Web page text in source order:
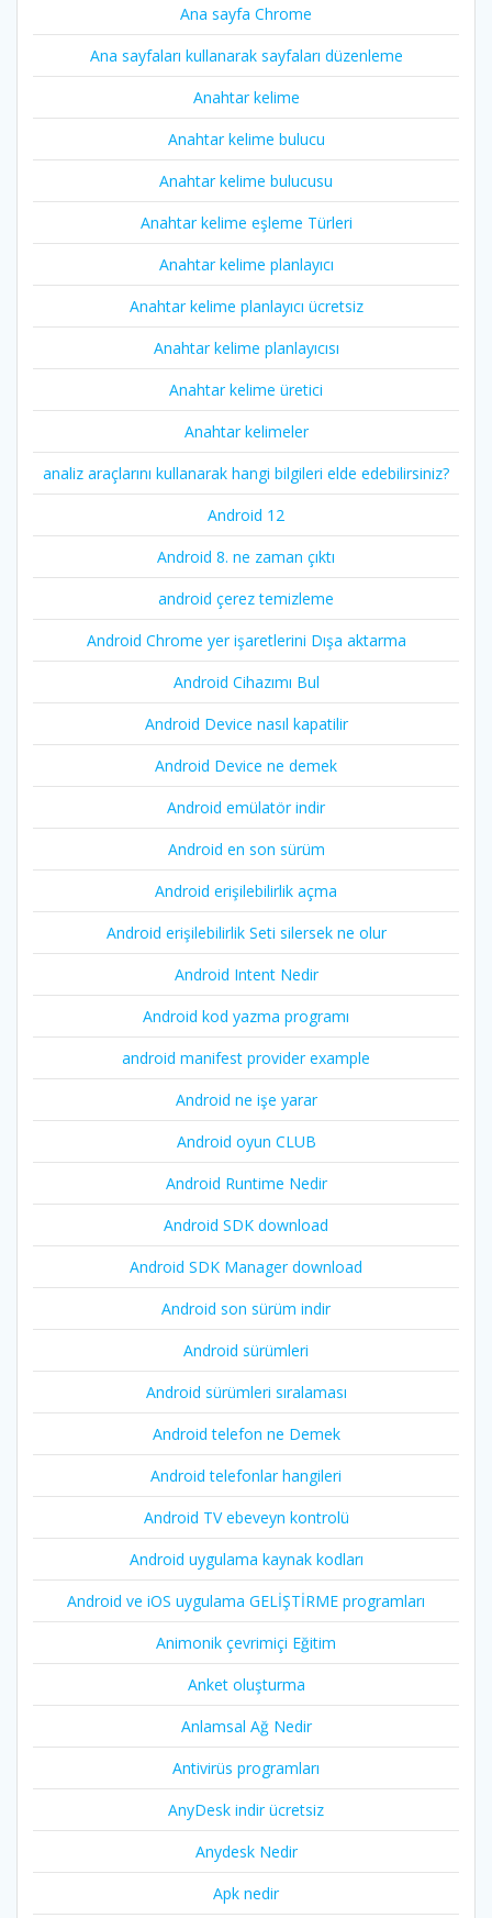
Ana sayfa Chrome
Ana sayfaları kullanarak sayfaları düzenleme
Anahtar kelime
Anahtar kelime bulucu
Anahtar kelime bulucusu
Anahtar kelime eşleme Türleri
Anahtar kelime planlayıcı
Anahtar kelime planlayıcı ücretsiz
Anahtar kelime planlayıcısı
Anahtar kelime üretici
Anahtar kelimeler
analiz araçlarını kullanarak hangi bilgileri elde edebilirsiniz?
Android 12
Android 8. ne zaman çıktı
android çerez temizleme
Android Chrome yer işaretlerini Dışa aktarma
Android Cihazımı Bul
Android Device nasıl kapatilir
Android Device ne demek
Android emülatör indir
Android en son sürüm
Android erişilebilirlik açma
Android erişilebilirlik Seti silersek ne olur
Android Intent Nedir
Android kod yazma programı
android manifest provider example
Android ne işe yarar
Android oyun CLUB
Android Runtime Nedir
Android SDK download
Android SDK Manager download
Android son sürüm indir
Android sürümleri
Android sürümleri sıralaması
Android telefon ne Demek
Android telefonlar hangileri
Android TV ebeveyn kontrolü
Android uygulama kaynak kodları
Android ve iOS uygulama GELİŞTİRME programları
Animonik çevrimiçi Eğitim
Anket oluşturma
Anlamsal Ağ Nedir
Antivirüs programları
AnyDesk indir ücretsiz
Anydesk Nedir
Apk nedir